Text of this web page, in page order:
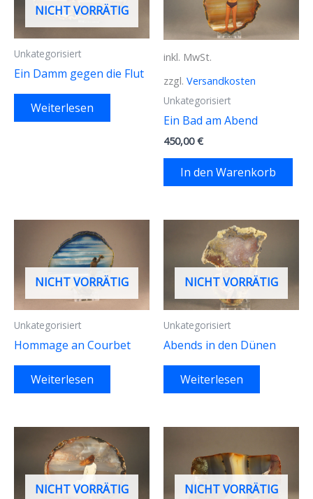
NICHT VORRÄTIG
Unkategorisiert
Ein Damm gegen die Flut
Weiterlesen
inkl. MwSt.
zzgl. Versandkosten
Unkategorisiert
Ein Bad am Abend
450,00€
In den Warenkorb
NICHT VORRÄTIG
Unkategorisiert
Hommage an Courbet
Weiterlesen
NICHT VORRÄTIG
Unkategorisiert
Abends in den Dünen
Weiterlesen
NICHT VORRÄTIG NICHT VORRÄTIG